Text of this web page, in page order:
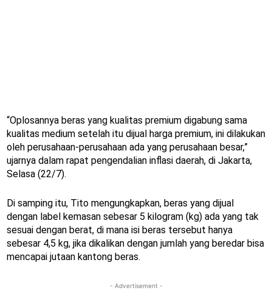
“Oplosannya beras yang kualitas premium digabung sama
kualitas medium setelah itu dijual harga premium, ini dilakukan
oleh perusahaan-perusahaan ada yang perusahaan besar,”
ujarnya dalam rapat pengendalian inflasi daerah, di Jakarta,
Selasa (22/7).
Di samping itu, Tito mengungkapkan, beras yang dijual
dengan label kemasan sebesar 5 kilogram (kg) ada yang tak
sesuai dengan berat, di mana isi beras tersebut hanya
sebesar 4,5 kg, jika dikalikan dengan jumlah yang beredar bisa
mencapai jutaan kantong beras.
- Advertisement -